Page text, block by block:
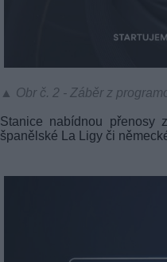
▲ Obr č. 2 - Záběr z
Stanice nabídnou přenosy
španělské La Ligy či